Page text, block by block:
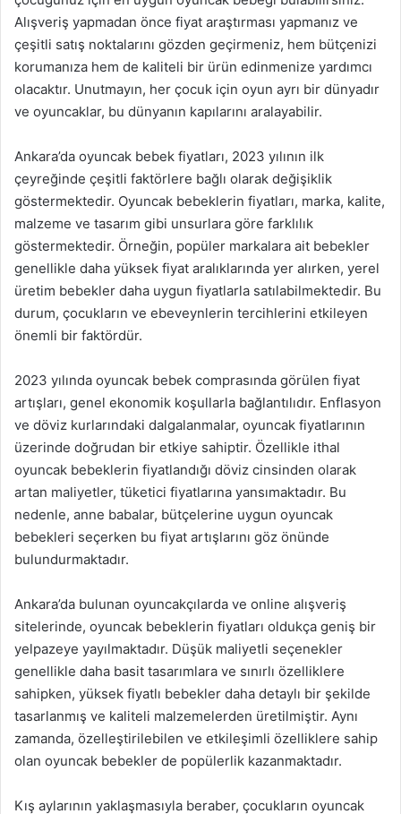
Alışveriş yapmadan önce fiyat araştırması yapmanız ve
çeşitli satış noktalarını gözden geçirmeniz, hem bütçenizi
korumanıza hem de kaliteli bir ürün edinmenize yardımcı
olacaktır. Unutmayın, her çocuk için oyun ayrı bir dünyadır
ve oyuncaklar, bu dünyanın kapılarını aralayabilir.
Ankara’da oyuncak bebek fiyatları, 2023 yılının ilk
çeyreğinde çeşitli faktörlere bağlı olarak değişiklik
göstermektedir. Oyuncak bebeklerin fiyatları, marka, kalite,
malzeme ve tasarım gibi unsurlara göre farklılık
göstermektedir. Örneğin, popüler markalara ait bebekler
genellikle daha yüksek fiyat aralıklarında yer alırken, yerel
üretim bebekler daha uygun fiyatlarla satılabilmektedir. Bu
durum, çocukların ve ebeveynlerin tercihlerini etkileyen
önemli bir faktördür.
2023 yılında oyuncak bebek comprasında görülen fiyat
artışları, genel ekonomik koşullarla bağlantılıdır. Enflasyon
ve döviz kurlarındaki dalgalanmalar, oyuncak fiyatlarının
üzerinde doğrudan bir etkiye sahiptir. Özellikle ithal
oyuncak bebeklerin fiyatlandığı döviz cinsinden olarak
artan maliyetler, tüketici fiyatlarına yansımaktadır. Bu
nedenle, anne babalar, bütçelerine uygun oyuncak
bebekleri seçerken bu fiyat artışlarını göz önünde
bulundurmaktadır.
Ankara’da bulunan oyuncakçılarda ve online alışveriş
sitelerinde, oyuncak bebeklerin fiyatları oldukça geniş bir
yelpazeye yayılmaktadır. Düşük maliyetli seçenekler
genellikle daha basit tasarımlara ve sınırlı özelliklere
sahipken, yüksek fiyatlı bebekler daha detaylı bir şekilde
tasarlanmış ve kaliteli malzemelerden üretilmiştir. Aynı
zamanda, özelleştirilebilen ve etkileşimli özelliklere sahip
olan oyuncak bebekler de popülerlik kazanmaktadır.
Kış aylarının yaklaşmasıyla beraber, çocukların oyuncak